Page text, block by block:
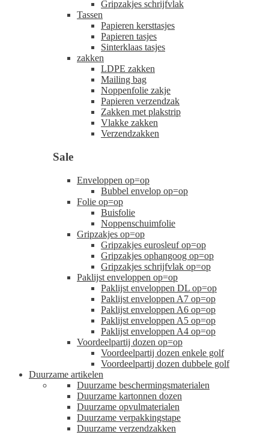
Gripzakjes schrijfvlak
Tassen
Papieren kersttasjes
Papieren tasjes
Sinterklaas tasjes
zakken
LDPE zakken
Mailing bag
Noppenfolie zakje
Papieren verzendzak
Zakken met plakstrip
Vlakke zakken
Verzendzakken
Sale
Enveloppen op=op
Bubbel envelop op=op
Folie op=op
Buisfolie
Noppenschuimfolie
Gripzakjes op=op
Gripzakjes eurosleuf op=op
Gripzakjes ophangoog op=op
Gripzakjes schrijfvlak op=op
Paklijst enveloppen op=op
Paklijst enveloppen DL op=op
Paklijst enveloppen A7 op=op
Paklijst enveloppen A6 op=op
Paklijst enveloppen A5 op=op
Paklijst enveloppen A4 op=op
Voordeelpartij dozen op=op
Voordeelpartij dozen enkele golf
Voordeelpartij dozen dubbele golf
Duurzame artikelen
Duurzame beschermingsmaterialen
Duurzame kartonnen dozen
Duurzame opvulmaterialen
Duurzame verpakkingstape
Duurzame verzendzakken